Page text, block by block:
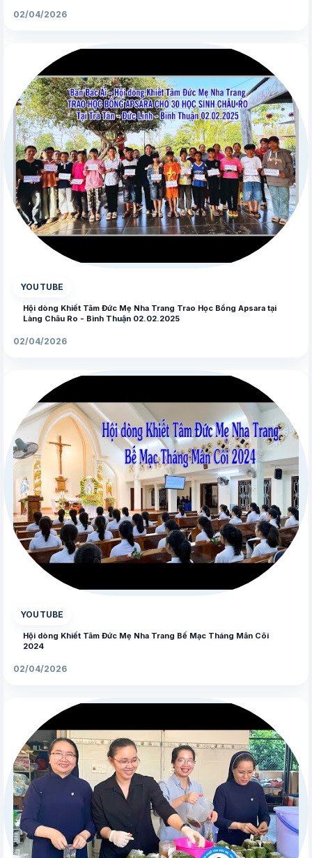
02/04/2026
YOUTUBE
Hội dòng Khiết Tâm Đức Mẹ Nha Trang Trao Học Bổng Apsara tại
Làng Châu Ro - Bình Thuận 02.02.2025
02/04/2026
YOUTUBE
Hội dòng Khiết Tâm Đức Mẹ Nha Trang Bế Mạc Tháng Mân Côi
2024
02/04/2026